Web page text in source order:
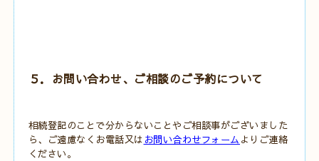
５．お問い合わせ、ご相談のご予約について
相続登記のことで分からないことやご相談事がございました
ら、ご遠慮なくお電話又は お問い合わせフォーム よりご連絡
ください。